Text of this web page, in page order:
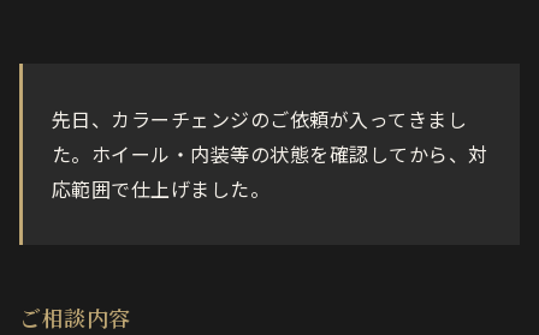
先日、カラーチェンジのご依頼が入ってきまし
た。ホイール・内装等の状態を確認してから、対
応範囲で仕上げました。
ご相談内容